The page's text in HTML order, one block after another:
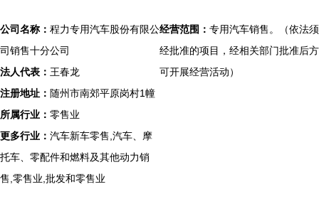
公司名称： 程力专用汽车股份有限公
司销售十分公司
法人代表： 王春龙
注册地址： 随州市南郊平原岗村1幢
所属行业： 零售业
更多行业： 汽车新车零售,汽车、摩
托车、零配件和燃料及其他动力销
售,零售业,批发和零售业
经营范围： 专用汽车销售。（依法须
经批准的项目，经相关部门批准后方
可开展经营活动）